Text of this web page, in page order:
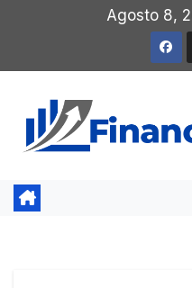
contenido
Agosto 8,